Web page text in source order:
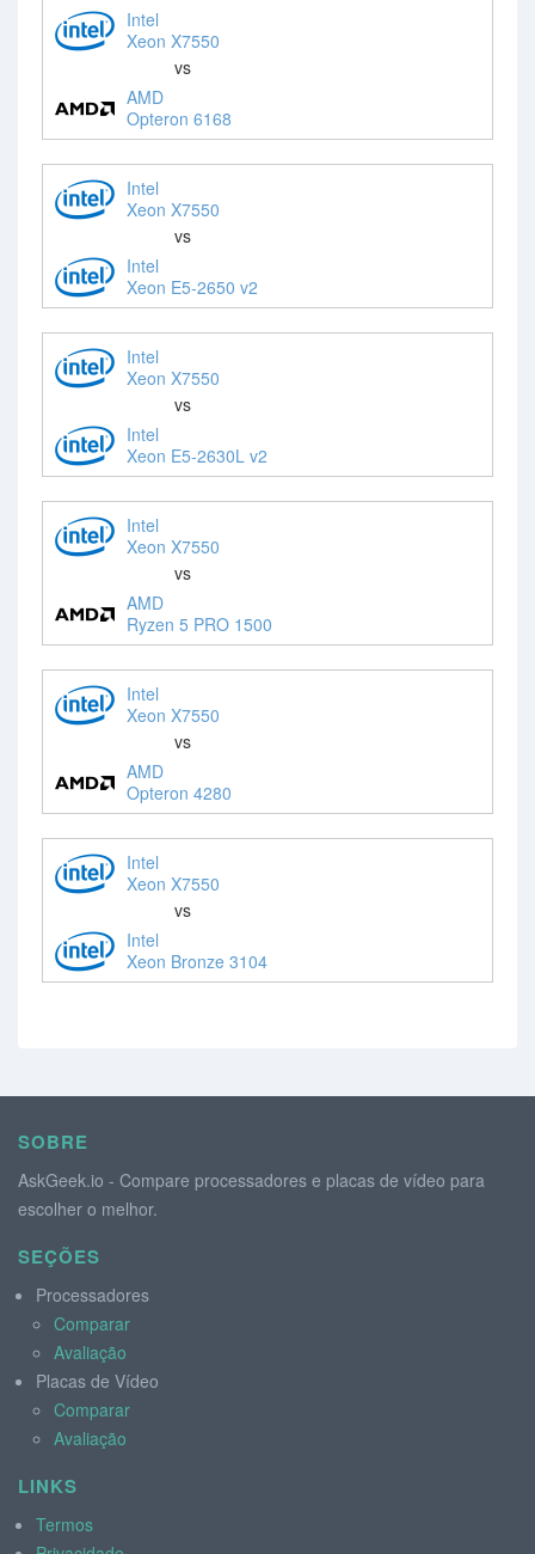
Intel
Xeon X7550
vs
AMD
Opteron 6168
Intel
Xeon X7550
vs
Intel
Xeon E5-2650 v2
Intel
Xeon X7550
vs
Intel
Xeon E5-2630L v2
Intel
Xeon X7550
vs
AMD
Ryzen 5 PRO 1500
Intel
Xeon X7550
vs
AMD
Opteron 4280
Intel
Xeon X7550
vs
Intel
Xeon Bronze 3104
SOBRE
AskGeek.io - Compare processadores e placas de vídeo para
escolher o melhor.
SEÇÕES
Processadores
Comparar
Avaliação
Placas de Vídeo
Comparar
Avaliação
LINKS
Termos